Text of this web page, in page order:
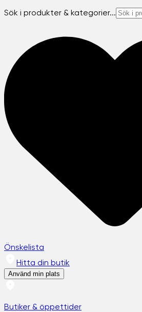
Sök i produkter & kategorier...
Önskelista
Hitta din butik
Använd min plats
Butiker & öppettider